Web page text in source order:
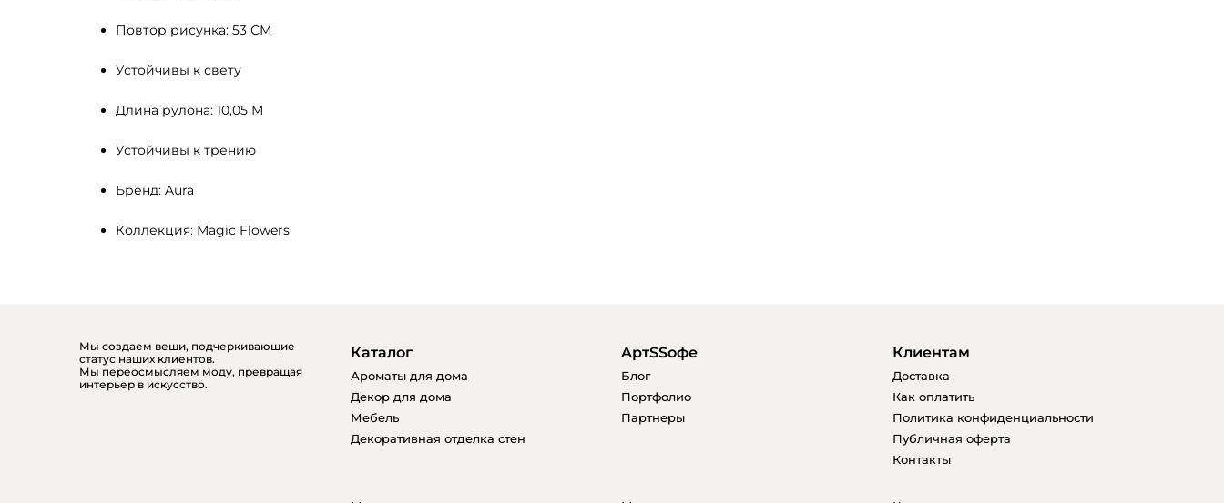
Повтор рисунка: 53 СМ
Устойчивы к свету
Длина рулона: 10,05 М
Устойчивы к трению
Бренд: Aura
Коллекция: Magic Flowers
Мы создаем вещи, подчеркивающие
статус наших клиентов.
Мы переосмысляем моду, превращая
интерьер в искусство.
Каталог
Ароматы для дома
Декор для дома
Мебель
Декоративная отделка стен
AртSSофе
Блог
Портфолио
Партнеры
Клиентам
Доставка
Как оплатить
Политика конфиденциальности
Публичная оферта
Контакты